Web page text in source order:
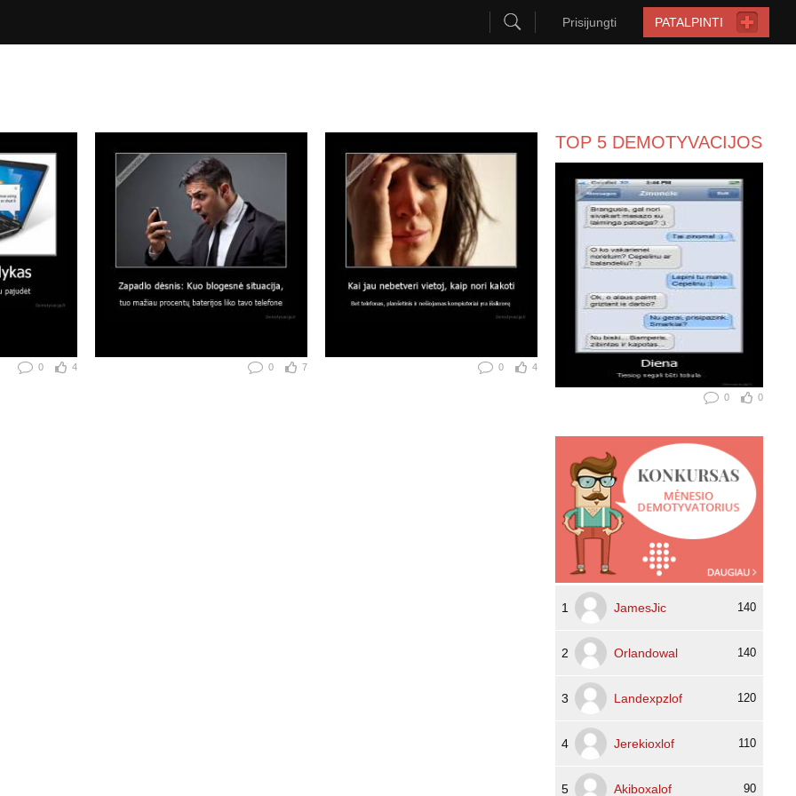
PATALPINTI
Prisijungti
0 4 0 7 0 4
TOP 5 DEMOTYVACIJOS
0 0
1 JamesJic 140
2 Orlandowal 140
3 Landexpzlof 120
4 Jerekioxlof 110
5 Akiboxalof 90